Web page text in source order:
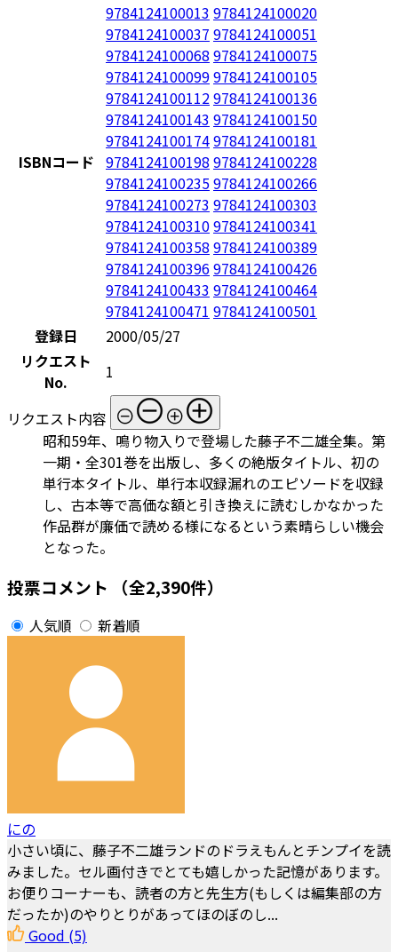
ISBNコード
9784124100013 9784124100020
9784124100037 9784124100051
9784124100068 9784124100075
97841241000999784124100105
97841241001129784124100136
9784124100143 9784124100150
97841241001749784124100181
9784124100198 9784124100228
97841241002359784124100266
9784124100273 9784124100303
97841241003109784124100341
9784124100358 9784124100389
97841241003969784124100426
9784124100433 9784124100464
9784124100471 9784124100501
登録日
2000/05/27
リクエスト
No.
1
リクエスト内容
昭和59年、鳴り物入りで登場した藤子不二雄全集。第
一期・全301巻を出版し、多くの絶版タイトル、初の
単行本タイトル、単行本収録漏れのエピソードを収録
し、古本等で高価な額と引き換えに読むしかなかった
作品群が廉価で読める様になるという素晴らしい機会
となった。
投票コメント （全2,390件）
人気順 新着順
にの
小さい頃に、藤子不二雄ランドのドラえもんとチンプイを読
みました。セル画付きでとても嬉しかった記憶があります。
お便りコーナーも、読者の方と先生方(もしくは編集部の方
だったか)のやりとりがあってほのぼのし...
Good (5)